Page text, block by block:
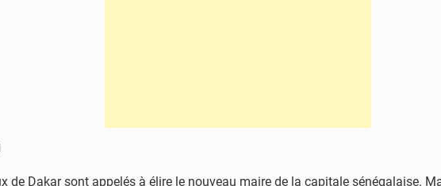
de Dakar sont appelés à élire le nouveau maire de la capitale sénégalaise.